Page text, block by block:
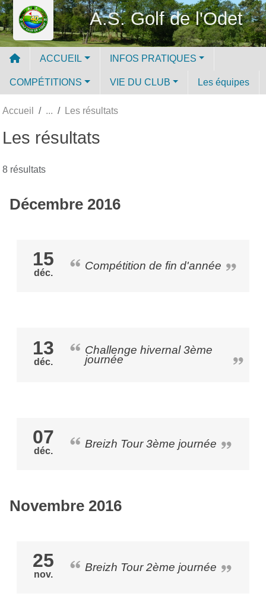
A.S. Golf de l'Odet
ACCUEIL INFOS PRATIQUES
COMPÉTITIONS VIE DU CLUB Les équipes
Accueil Les résultats
Les résultats
8 résultats
Décembre 2016
15
déc.
Compétition de fin d'année
13
déc.
Challenge hivernal 3ème
journée
07
déc.
Breizh Tour 3ème journée
Novembre 2016
25
nov.
Breizh Tour 2ème journée
Panneau de gestion des cookies